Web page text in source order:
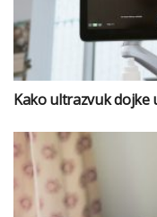
Kako ultrazvuk